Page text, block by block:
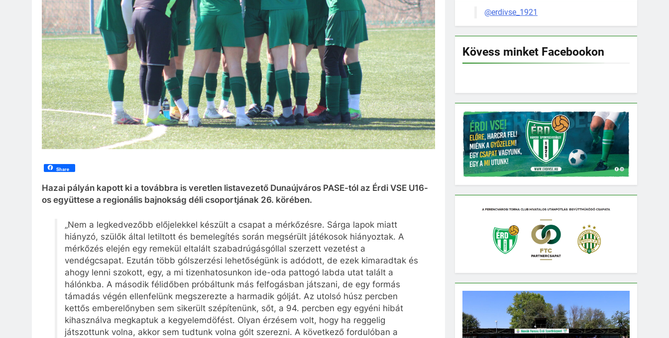
Share
Hazai pályán kapott ki a továbbra is veretlen listavezető Dunaújváros PASE-tól az Érdi VSE U16-
os együttese a regionális bajnokság déli csoportjának 26. körében.
„Nem a legkedvezőbb előjelekkel készült a csapat a mérkőzésre. Sárga lapok miatt
hiányzó, szülők által letiltott és bemelegítés során megsérült játékosok hiányoztak. A
mérkőzés elején egy remekül eltalált szabadrúgásgóllal szerzett vezetést a
vendégcsapat. Ezután több gólszerzési lehetőségünk is adódott, de ezek kimaradtak és
ahogy lenni szokott, egy, a mi tizenhatosunkon ide-oda pattogó labda utat talált a
hálónkba. A második félidőben próbáltunk más felfogásban játszani, de egy formás
támadás végén ellenfelünk megszerezte a harmadik gólját. Az utolsó húsz percben
kettős emberelőnyben sem sikerült szépítenünk, sőt, a 94. percben egy egyéni hibát
kihasználva megkaptuk a kegyelemdöfést. Olyan érzésem volt, hogy ha reggelig
játszottunk volna, akkor sem tudtunk volna gólt szerezni. A következő fordulóban a
@erdivse_1921
Kövess minket Facebookon